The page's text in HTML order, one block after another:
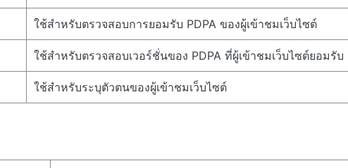
ใช้สำหรับตรวจสอบการยอมรับ PDPA ของผู้เข้าชมเว็บไซต์
ใช้สำหรับตรวจสอบเวอร์ชั่นของ PDPA ที่ผู้เข้าชมเว็บไซต์ยอมรับ
ใช้สำหรับระบุตัวตนของผู้เข้าชมเว็บไซต์